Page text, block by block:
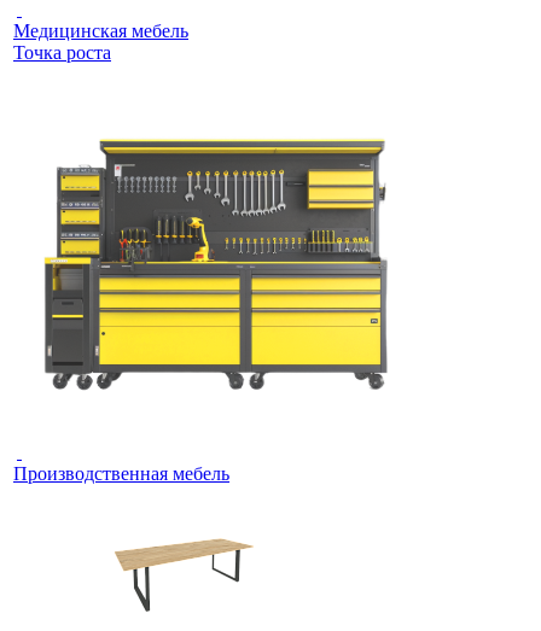
Медицинская мебель
Точка роста
Производственная мебель